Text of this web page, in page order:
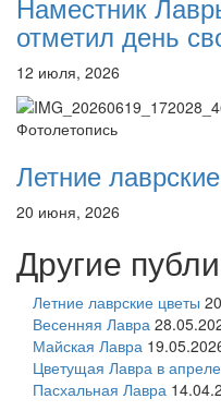
отметил день
12 июля, 2026
Фотолетопись
Летние
20 июня, 2026
Другие
Летние лаврские цветы
Весенняя Лавра
Майская Лавра
Цветущая Лавра в апреле
Пасхальная Лавра